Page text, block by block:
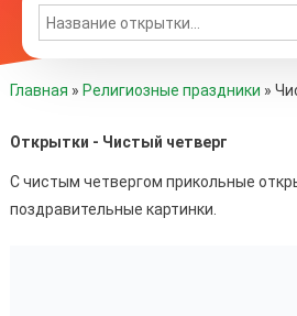
Главная » Религиозные праздники »
Открытки - Чистый четверг
С чистым четвергом прикольные
поздравительные картинки.